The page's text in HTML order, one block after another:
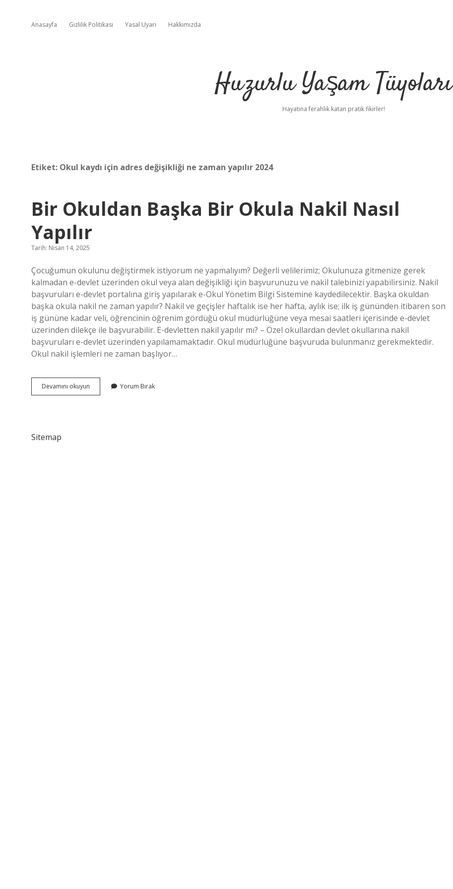
Anasayfa Gizlilik Politikası Yasal Uyarı Hakkımızda
Huzurlu Yaşam Tüyoları
Hayatına ferahlık katan pratik fikirler!
Etiket: Okul kaydı için adres değişikliği ne zaman yapılır 2024
Bir Okuldan Başka Bir Okula Nakil Nasıl
Yapılır
Tarih: Nisan 14, 2025
Çocuğumun okulunu değiştirmek istiyorum ne yapmalıyım? Değerli velilerimiz; Okulunuza gitmenize gerek
kalmadan e-devlet üzerinden okul veya alan değişikliği için başvurunuzu ve nakil talebinizi yapabilirsiniz. Nakil
başvuruları e-devlet portalına giriş yapılarak e-Okul Yönetim Bilgi Sistemine kaydedilecektir. Başka okuldan
başka okula nakil ne zaman yapılır? Nakil ve geçişler haftalık ise her hafta, aylık ise; ilk iş gününden itibaren son
iş gününe kadar veli, öğrencinin öğrenim gördüğü okul müdürlüğüne veya mesai saatleri içerisinde e-devlet
üzerinden dilekçe ile başvurabilir. E-devletten nakil yapılır mı? – Özel okullardan devlet okullarına nakil
başvuruları e-devlet üzerinden yapılamamaktadır. Okul müdürlüğüne başvuruda bulunmanız gerekmektedir.
Okul nakil işlemleri ne zaman başlıyor…
Devamını okuyun
Okuldan
Yorum Bırak
Sitemap